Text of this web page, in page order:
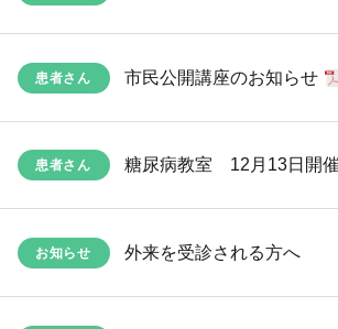
患者さん 市民公開講座のお知らせ
患者さん 糖尿病教室 12月13日開催
お知らせ 外来を受診される方へ